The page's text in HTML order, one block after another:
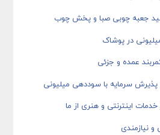
جعبه چوبی صبا و پخش چوب
در پوشاک
عمده و جزئی
پذیرش سرمایه با سوددهی میلیونی
خدمات اینترنتی و هنری از ما
نیازمندی